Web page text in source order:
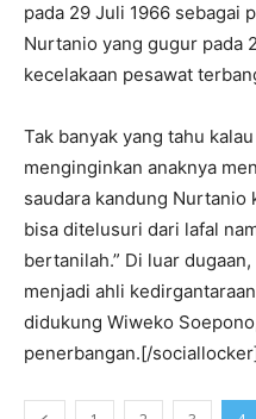
pada 29 Juli 1966 sebagai
Nurtanio yang gugur pada
kecelakaan pesawat
Tak banyak yang tahu
menginginkan anaknya
saudara kandung Nurtanio
bisa ditelusuri dari lafal
bertanilah.” Di luar
menjadi ahli
didukung Wiweko
penerbangan.[/